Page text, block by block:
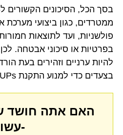
ממטרדים, כגון ביצועי מערכת
פולשניות, ועד לתוצאות
בפרטיות או סיכוני אבטחה.
להיות ערניים וזהירים בעת
בצעדים כדי למנוע התקנת PUPs במערכות שלהם.
האם אתה חושד
עשוי להיות נגוע ב-